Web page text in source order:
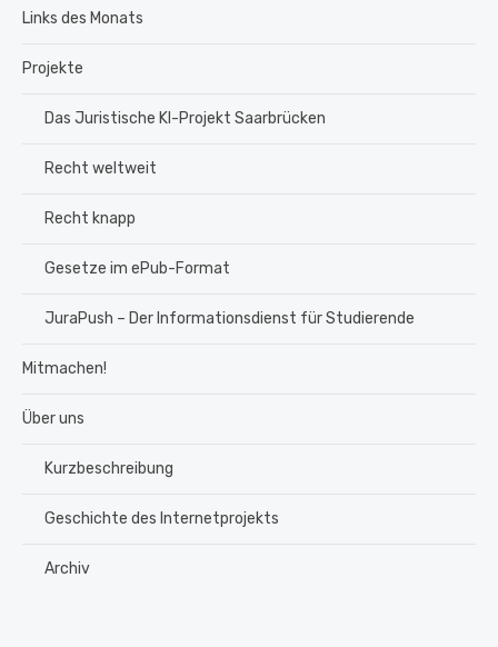
Links des Monats
Projekte
Das Juristische KI-Projekt Saarbrücken
Recht weltweit
Recht knapp
Gesetze im ePub-Format
JuraPush – Der Informationsdienst für Studierende
Mitmachen!
Über uns
Kurzbeschreibung
Geschichte des Internetprojekts
Archiv